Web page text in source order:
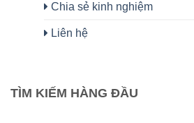
Chia sẻ kinh nghiệm
Liên hệ
TÌM KIẾM HÀNG ĐẦU